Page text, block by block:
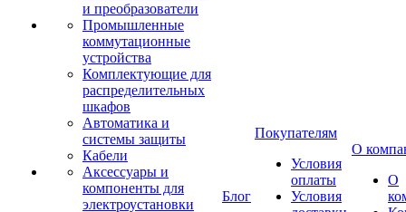
и преобразователи
Промышленные
коммутационные
устройства
Комплектующие для
распределительных
шкафов
Автоматика и
системы защиты
Кабели
Аксессуары и
компоненты для
электроустановки
Блог
Покупателям
Условия
оплаты
Условия
О
О